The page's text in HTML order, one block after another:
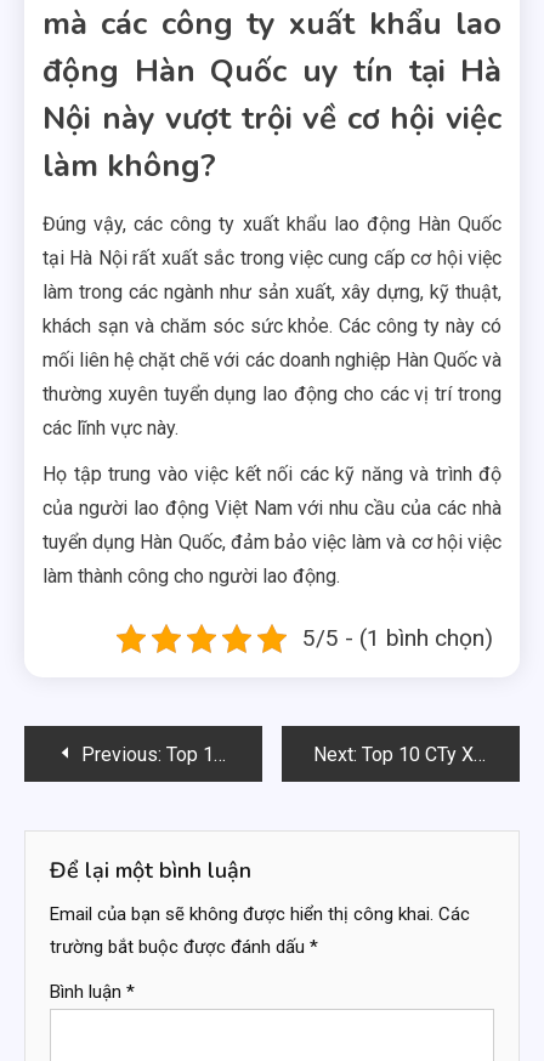
mà các công ty xuất khẩu lao
động Hàn Quốc uy tín tại Hà
Nội này vượt trội về cơ hội việc
làm không?
Đúng vậy, các công ty xuất khẩu lao động Hàn Quốc
tại Hà Nội rất xuất sắc trong việc cung cấp cơ hội việc
làm trong các ngành như sản xuất, xây dựng, kỹ thuật,
khách sạn và chăm sóc sức khỏe. Các công ty này có
mối liên hệ chặt chẽ với các doanh nghiệp Hàn Quốc và
thường xuyên tuyển dụng lao động cho các vị trí trong
các lĩnh vực này.
Họ tập trung vào việc kết nối các kỹ năng và trình độ
của người lao động Việt Nam với nhu cầu của các nhà
tuyển dụng Hàn Quốc, đảm bảo việc làm và cơ hội việc
làm thành công cho người lao động.
5/5 - (1 bình chọn)
Điều
bài
viết
Previous: Top 10 CTy Xuất Khẩu Lao Động Hàn Quốc TPHCM Uy Tín Next: Top 10 CTy Xuất Khẩu Lao Động Hàn Quốc An Giang Tốt
Để lại một bình luận
Email của bạn sẽ không được hiển thị công khai. Các
trường bắt buộc được đánh dấu *
Bình luận *